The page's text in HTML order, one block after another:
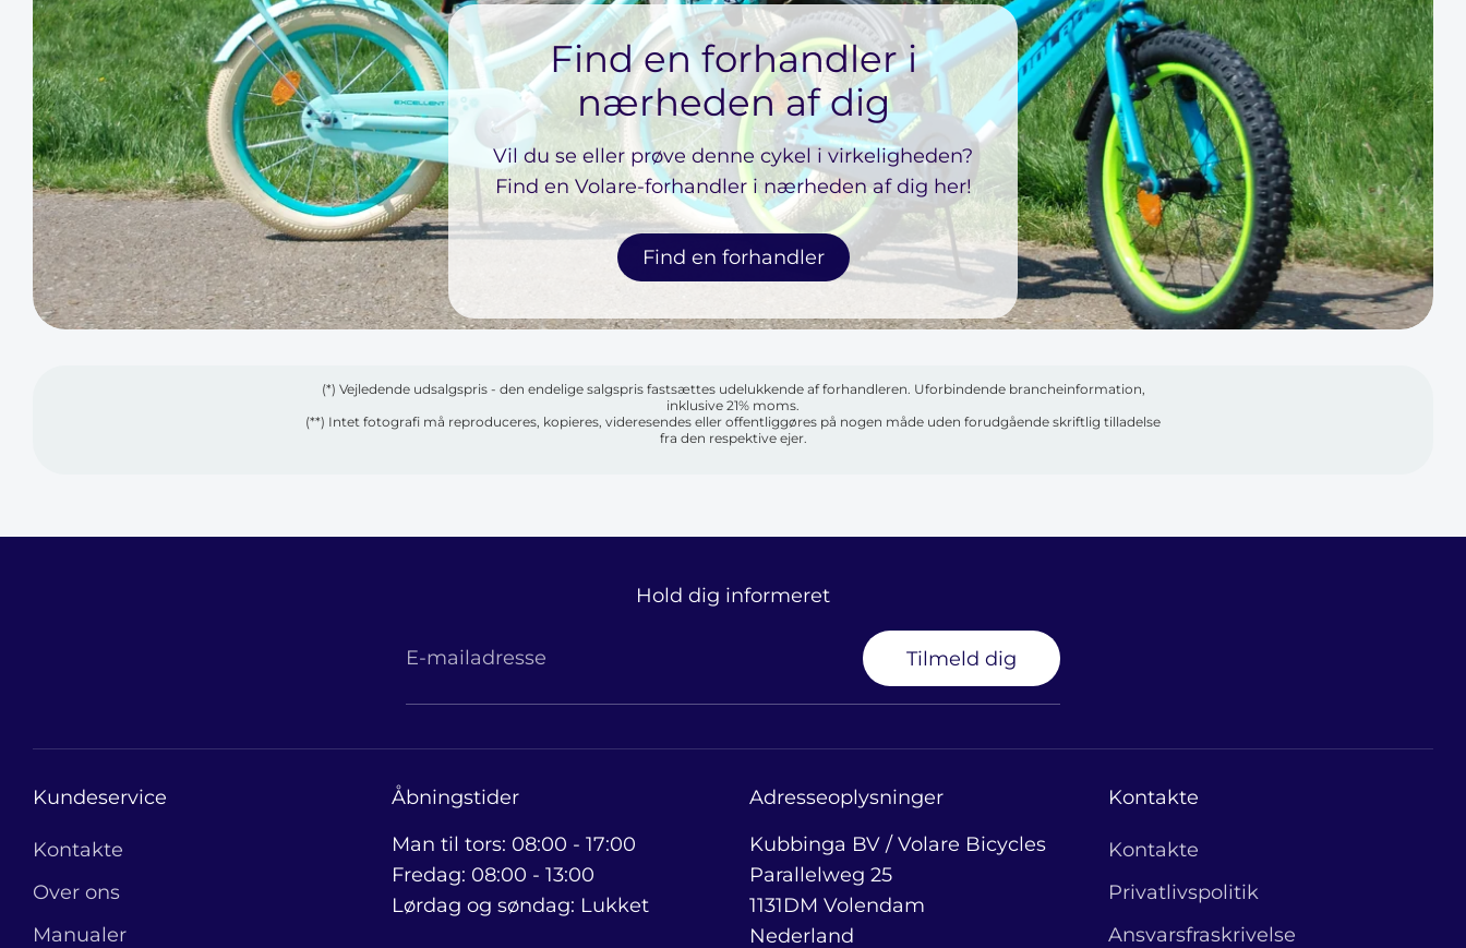
Find en forhandler i
nærheden af ​​dig
Vil du se eller prøve denne cykel i virkeligheden?
Find en Volare-forhandler i nærheden af ​​dig her!
Find en forhandler
(*) Vejledende udsalgspris - den endelige salgspris fastsættes udelukkende af forhandleren. Uforbindende brancheinformation,
inklusive 21% moms.
(**) Intet fotografi må reproduceres, kopieres, videresendes eller offentliggøres på nogen måde uden forudgående skriftlig tilladelse
fra den respektive ejer.
Hold dig informeret
E-mailadresse Tilmeld dig
Kundeservice
Kontakte
Over ons
Manualer
Åbningstider
Man til tors: 08:00 - 17:00
Fredag: 08:00 - 13:00
Lørdag og søndag: Lukket
Adresseoplysninger
Kubbinga BV / Volare Bicycles
Parallelweg 25
1131DM Volendam
Nederland
Kontakte
Kontakte
Privatlivspolitik
Ansvarsfraskrivelse